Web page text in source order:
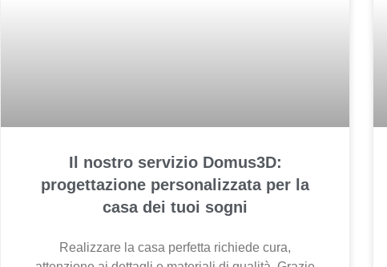
Il nostro servizio Domus3D:
progettazione personalizzata per la
casa dei tuoi sogni
Realizzare la casa perfetta richiede cura,